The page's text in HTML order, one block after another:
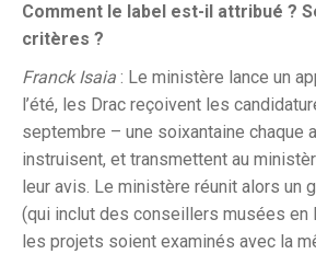
Comment le label est-il attribué ?
critères ?
Franck Isaia : Le ministère lance un
l’été, les Drac reçoivent les
septembre – une soixantaine chaque
instruisent, et transmettent au
leur avis. Le ministère réunit alors un
(qui inclut des conseillers musées en
les projets soient examinés avec la